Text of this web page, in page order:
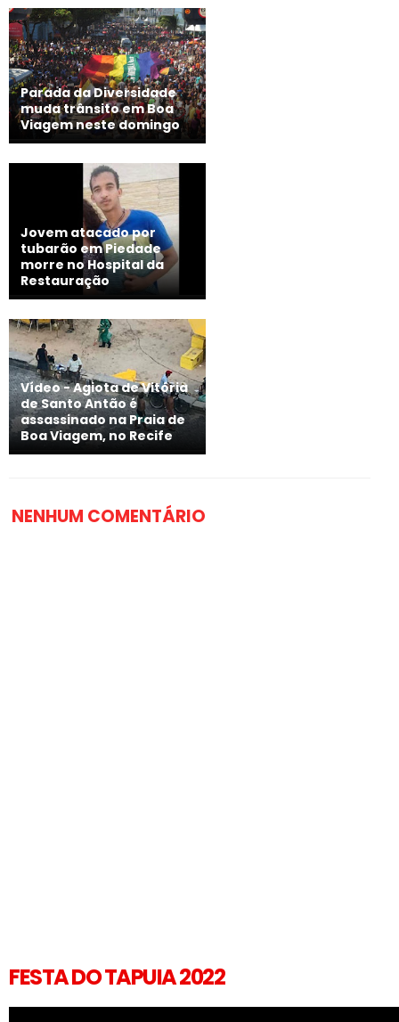
Parada da Diversidade
muda trânsito em Boa
Viagem neste domingo
Jovem atacado por
tubarão em Piedade
morre no Hospital da
Restauração
Vídeo - Agiota de Vitória
de Santo Antão é
assassinado na Praia de
Boa Viagem, no Recife
NENHUM COMENTÁRIO
FESTA DO TAPUIA 2022